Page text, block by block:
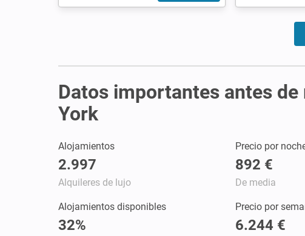
Datos importantes antes
York
Alojamientos
2.997
Alquileres de lujo
Precio por
892 €
De media
Alojamientos disponibles
32%
Precio por
6.244 €